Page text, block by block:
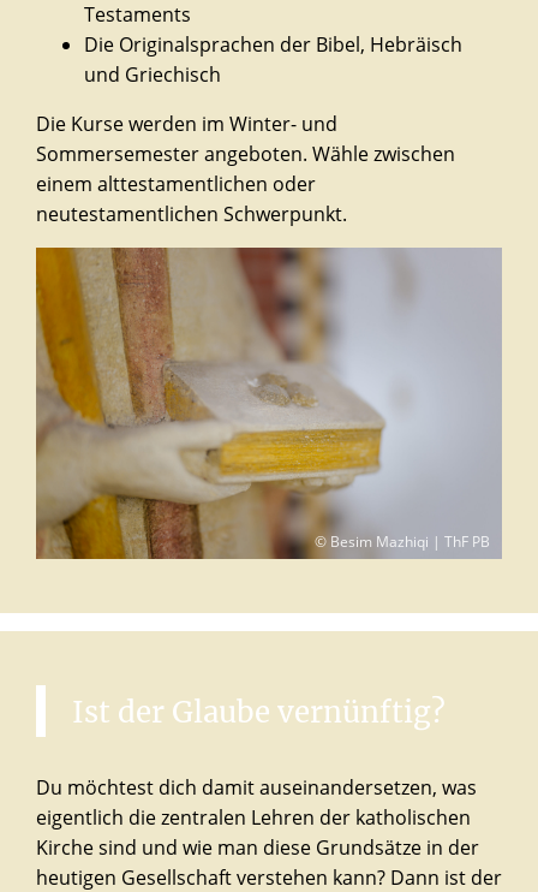
© Besim Mazhiqi | ThF PB
Testaments
Die Originalsprachen der Bibel, Hebräisch
und Griechisch
Die Kurse werden im Winter- und
Sommersemester angeboten. Wähle zwischen
einem alttestamentlichen oder
neutestamentlichen Schwerpunkt.
Ist der Glaube vernünftig?
Du möchtest dich damit auseinandersetzen, was
eigentlich die zentralen Lehren der katholischen
Kirche sind und wie man diese Grundsätze in der
heutigen Gesellschaft verstehen kann? Dann ist der